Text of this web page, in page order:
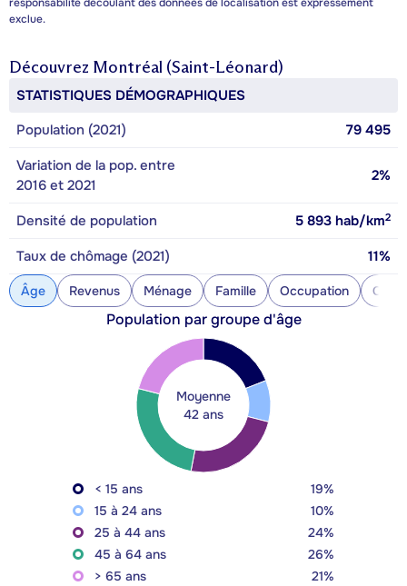
responsabilité découlant des données de localisation est expressément
exclue.
Découvrez Montréal (Saint-Léonard)
STATISTIQUES DÉMOGRAPHIQUES
Population (2021)
79 495
Variation de la pop. entre
2016 et 2021
2%
Densité de population 5 893 hab/km2
Taux de chômage (2021) 11%
Âge Revenus Ménage Famille Occupation
Population par groupe d'âge
Moyenne
42 ans
< 15 ans
19%
15 à 24 ans
10%
25 à 44 ans
24%
45 à 64 ans
26%
> 65 ans
21%